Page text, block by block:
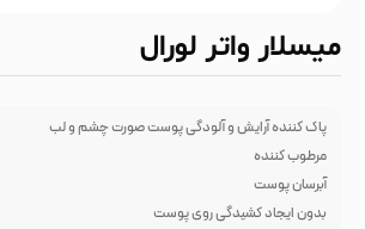
میسلار واتر لورال
پاک کننده آرایش و آلودگی پوست صورت چشم و لب
مرطوب کننده
آبرسان پوست
بدون ایجاد کشیدگی روی پوست